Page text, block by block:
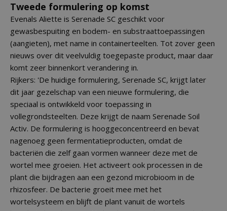
Tweede formulering op komst
Evenals Aliette is Serenade SC geschikt voor
gewasbespuiting en bodem- en substraattoepassingen
(aangieten), met name in containerteelten. Tot zover geen
nieuws over dit veelvuldig toegepaste product, maar daar
komt zeer binnenkort verandering in.
Rijkers: 'De huidige formulering, Serenade SC, krijgt later
dit jaar gezelschap van een nieuwe formulering, die
speciaal is ontwikkeld voor toepassing in
vollegrondsteelten. Deze krijgt de naam Serenade Soil
Activ. De formulering is hooggeconcentreerd en bevat
nagenoeg geen fermentatieproducten, omdat de
bacteriën die zelf gaan vormen wanneer deze met de
wortel mee groeien. Het activeert ook processen in de
plant die bijdragen aan een gezond microbioom in de
rhizosfeer. De bacterie groeit mee met het
wortelsysteem en blijft de plant vanuit de wortels